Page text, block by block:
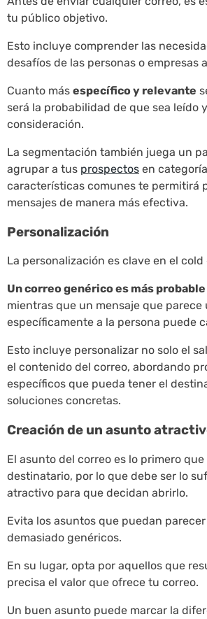
tu público objetivo.
Esto incluye comprender las
desafíos de las personas o empresas
Cuanto más específico y relevante
será la probabilidad de que sea leído
consideración.
La segmentación también juega un
agrupar a tus prospectos en
características comunes te permitirá
mensajes de manera más efectiva.
Personalización
La personalización es clave en el
Un correo genérico es más
mientras que un mensaje que
específicamente a la persona puede
Esto incluye personalizar no solo el
el contenido del correo, abordando
específicos que pueda tener el
soluciones concretas.
Creación de un asunto
El asunto del correo es lo primero que
destinatario, por lo que debe ser lo
atractivo para que decidan abrirlo.
Evita los asuntos que puedan
demasiado genéricos.
En su lugar, opta por aquellos que
precisa el valor que ofrece tu correo.
Un buen asunto puede marcar la